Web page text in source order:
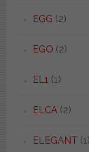
EGG (2)
EGO (2)
EL1 (1)
ELCA (2)
ELEGANT (1)